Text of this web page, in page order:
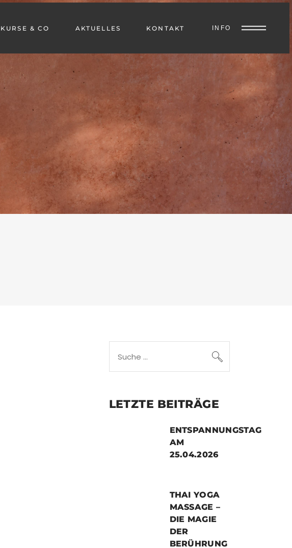
KURSE & CO AKTUELLES KONTAKT INFO
for:
LETZTE BEITRÄGE
ENTSPANNUNGSTAG
AM
25.04.2026
THAI YOGA
MASSAGE –
DIE MAGIE
DER
BERÜHRUNG